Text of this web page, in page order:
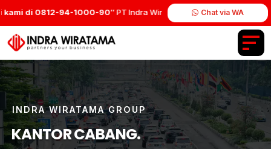
di 0812-94-1000-90″PT Indra Wiratama Group. Chat via WA
INDRA WIRATAMA GROUP
KANTOR CABANG.